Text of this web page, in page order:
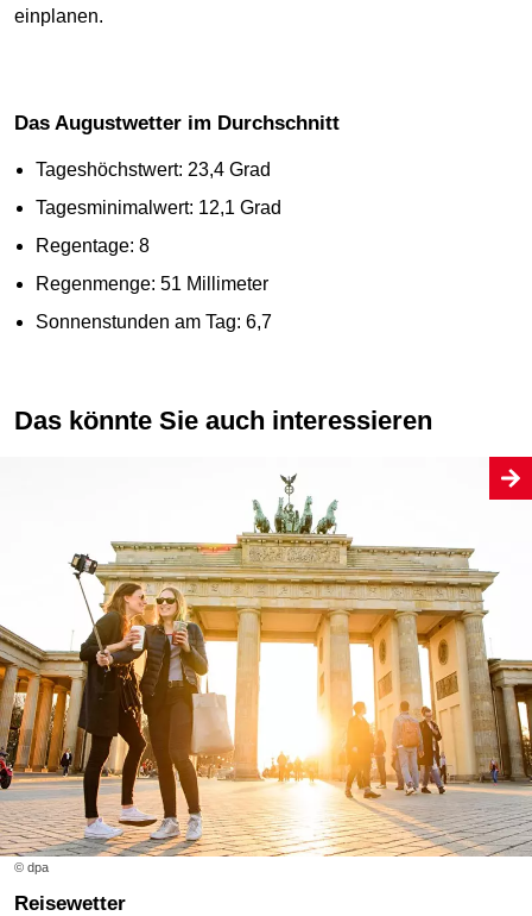
einplanen.
Das Augustwetter im Durchschnitt
Tageshöchstwert: 23,4 Grad
Tagesminimalwert: 12,1 Grad
Regentage: 8
Regenmenge: 51 Millimeter
Sonnenstunden am Tag: 6,7
Das könnte Sie auch interessieren
© dpa
Reisewetter